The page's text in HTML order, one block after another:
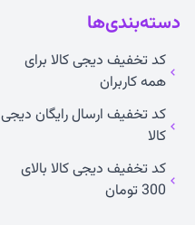
دسته‌بندی‌ها
کد تخفیف دیجی کالا برای
همه کاربران
کد تخفیف ارسال رایگان دیجی
کالا
کد تخفیف دیجی کالا بالای
300 تومان